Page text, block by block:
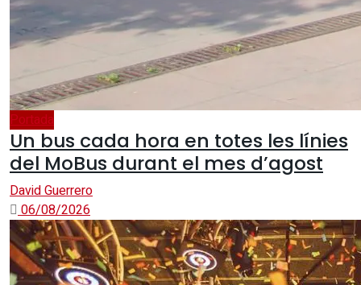
Portada
Un bus cada hora en totes les línies
del MoBus durant el mes d’agost
David Guerrero
06/08/2026